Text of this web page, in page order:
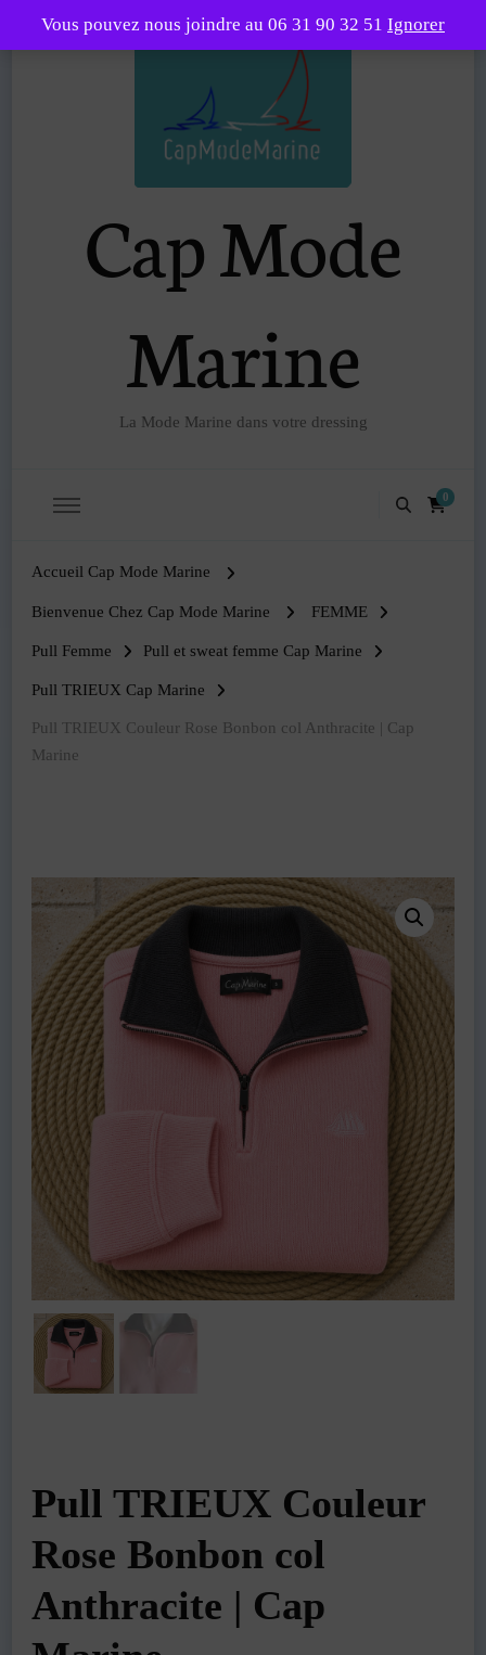
Vous pouvez nous joindre au 06 31 90 32 51 Ignorer
Cap Mode
Marine
La Mode Marine dans votre dressing
0
Accueil Cap Mode Marine
Bienvenue Chez Cap Mode Marine FEMME
Pull Femme Pull et sweat femme Cap Marine
Pull TRIEUX Cap Marine
Pull TRIEUX Couleur Rose Bonbon col Anthracite | Cap
Marine
Pull TRIEUX Couleur
Rose Bonbon col
Anthracite | Cap